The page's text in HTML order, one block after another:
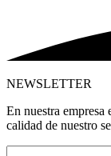
NEWSLETTER
En nuestra empresa
calidad de nuestro